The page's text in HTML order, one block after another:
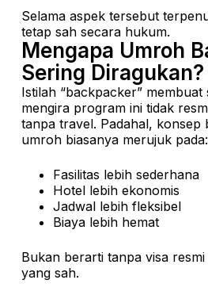
Selama aspek tersebut
tetap sah secara hukum.
Mengapa Umroh
Sering Diragukan?
Istilah “backpacker” membuat
mengira program ini tidak
tanpa travel. Padahal, konsep
umroh biasanya merujuk pada:
Fasilitas lebih sederhana
Hotel lebih ekonomis
Jadwal lebih fleksibel
Biaya lebih hemat
Bukan berarti tanpa visa
yang sah.